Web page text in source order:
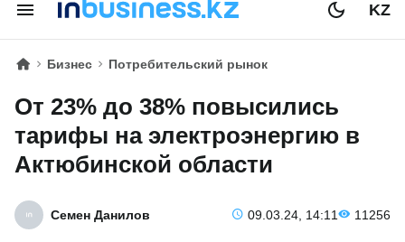
KZ
Бизнес Потребительский рынок
От 23% до 38% повысились
тарифы на электроэнергию в
Актюбинской области
Семен Данилов 09.03.24, 14:11 11256